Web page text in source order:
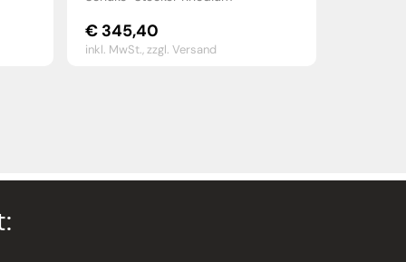
€345,40
inkl. MwSt.,zzgl. Versand